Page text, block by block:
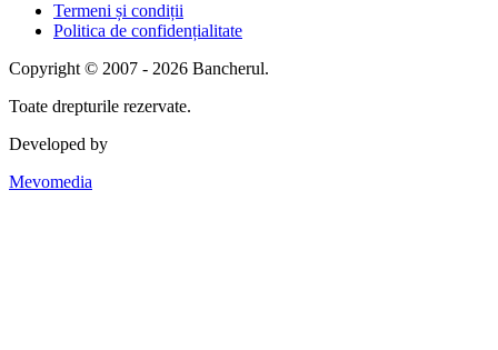
Termeni și condiții
Politica de confidențialitate
Copyright © 2007 - 2026 Bancherul.
Toate drepturile rezervate.
Developed by
Mevomedia